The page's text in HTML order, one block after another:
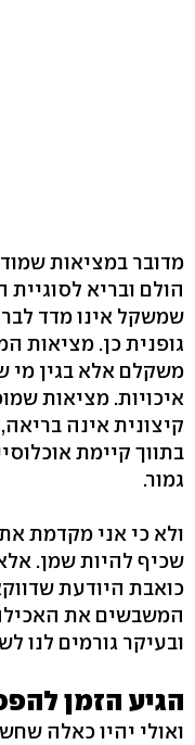
מדובר במציאות
הולם ובריא
שמשקל אינו מדד
גופנית כן. מציאות
משקלם אלא בגין מי
איכויות. מציאות
קיצונית אינה בריאה,
בתווך קיימת
גמור.
ולא כי אני מקדמת
שכיף להיות שמן.
כואבת היודעת
המשבשים את
ובעיקר גורמים לנו
הגיע הזמן
ואולי יהיו כאלה